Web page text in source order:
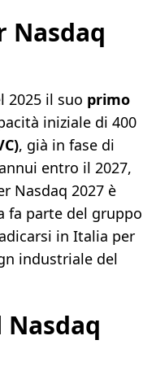
Nasdaq
2025 il suo primo
iniziale di 400
, già in fase di
entro il 2027,
Nasdaq 2027 è
fa parte del gruppo
in Italia per
industriale del